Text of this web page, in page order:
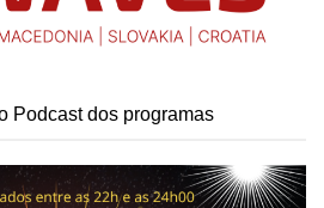
Podcast dos programas